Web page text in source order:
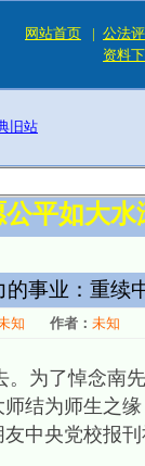
网站首页 | 公法
资料
旧站
公平如大
的事业：重
知 作者： 未知
了悼念南先
结为师生之
中央党校报